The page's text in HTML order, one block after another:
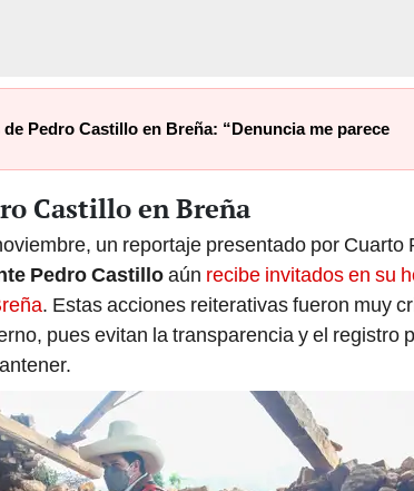
Pedro Castillo en Breña: “Denuncia me parece
Castillo en Breña
un reportaje presentado por Cuarto
Pedro Castilloaún recibe invitados en su
. Estas acciones reiterativas fueron muy
pues evitan la transparencia y el registro